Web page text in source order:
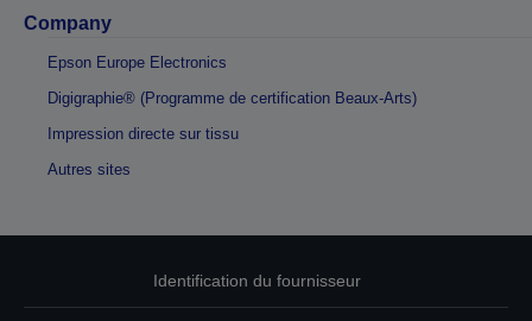
Company
Epson Europe Electronics
Digigraphie® (Programme de certification Beaux-Arts)
Impression directe sur tissu
Autres sites
Identification du fournisseur